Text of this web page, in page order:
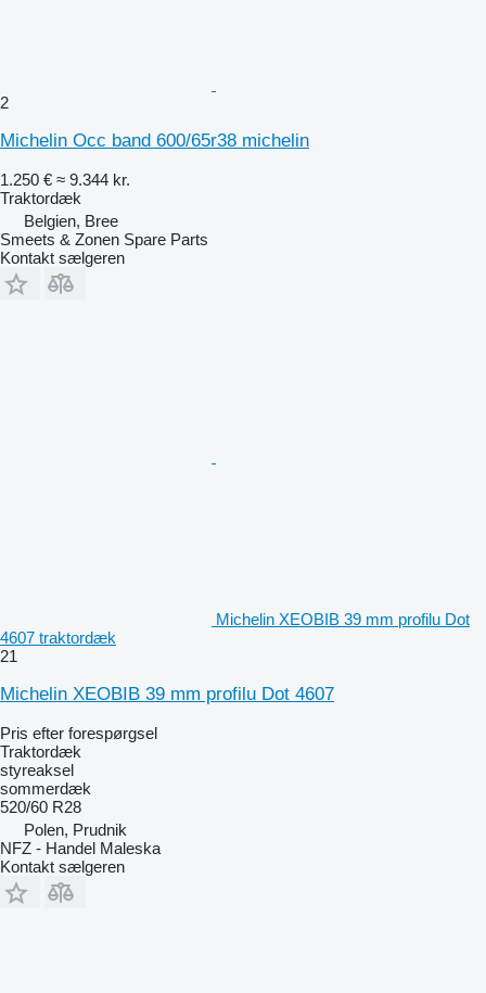
2
Michelin Occ band 600/65r38 michelin
1.250 € ≈ 9.344 kr.
Traktordæk
Belgien, Bree
Smeets & Zonen Spare Parts
Kontakt sælgeren
Michelin XEOBIB 39 mm profilu Dot
4607 traktordæk
21
Michelin XEOBIB 39 mm profilu Dot 4607
Pris efter forespørgsel
Traktordæk
styreaksel
sommerdæk
520/60 R28
Polen, Prudnik
NFZ - Handel Maleska
Kontakt sælgeren